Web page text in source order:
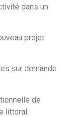
dans un
projet
sur demande
de
littoral.